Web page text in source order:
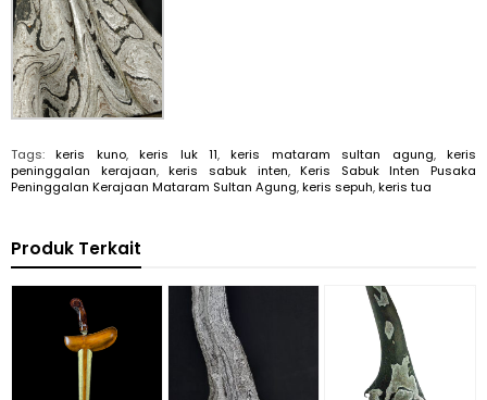
Tags:keris kuno,keris luk 11,keris mataram sultan agung,keris
peninggalan kerajaan,keris sabuk inten,Keris Sabuk Inten Pusaka
Peninggalan Kerajaan Mataram Sultan Agung,keris sepuh,keris tua
Produk Terkait